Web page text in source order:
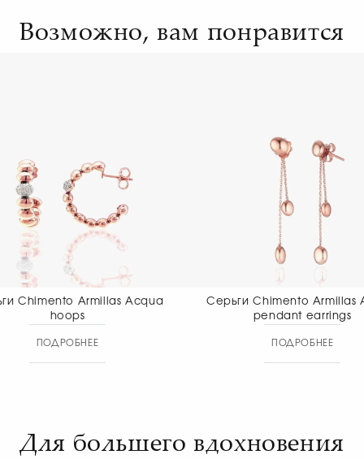
Возможно, вам понравится
Серьги Chimento Armillas Acqua
pendant earrings
Серьги
Для большего вдохновения